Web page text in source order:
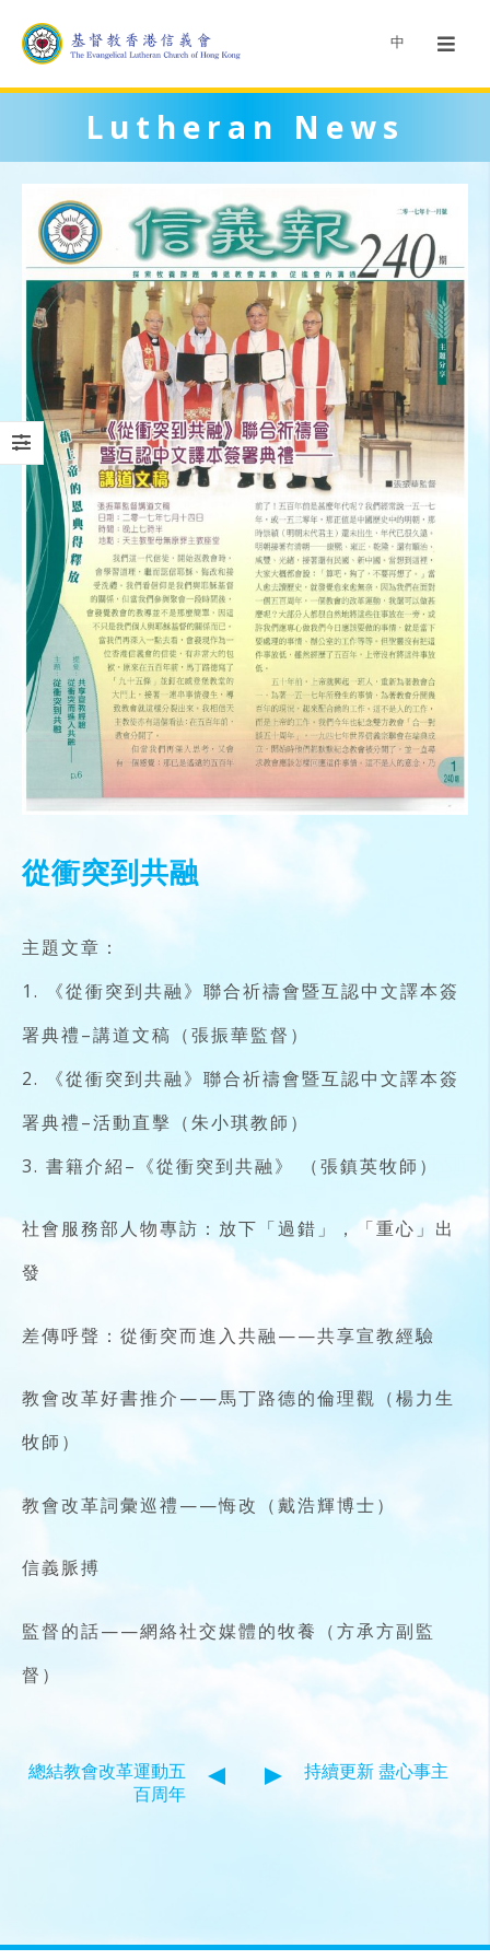
中
Lutheran News
從衝突到共融
主題文章：
1. 《從衝突到共融》聯合祈禱會暨互認中文譯本簽
署典禮–講道文稿（張振華監督）
2. 《從衝突到共融》聯合祈禱會暨互認中文譯本簽
署典禮–活動直擊（朱小琪教師）
3. 書籍介紹–《從衝突到共融》 （張鎮英牧師）
社會服務部人物專訪：放下「過錯」，「重心」出
發
差傳呼聲：從衝突而進入共融——共享宣教經驗
教會改革好書推介——馬丁路德的倫理觀（楊力生
牧師）
教會改革詞彙巡禮——悔改（戴浩輝博士）
信義脈搏
監督的話——網絡社交媒體的牧養（方承方副監
督）
總結教會改革運動五
百周年
持續更新 盡心事主